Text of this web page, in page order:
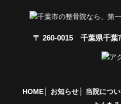
〒 260-0015 千葉県千葉
HOME お知らせ 当院につ